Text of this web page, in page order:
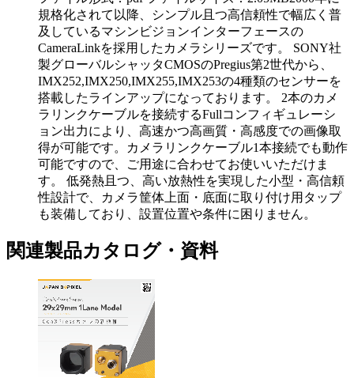
規格化されて以降、シンプル且つ高信頼性で幅広く普
及しているマシンビジョンインターフェースの
CameraLinkを採用したカメラシリーズです。 SONY社
製グローバルシャッタCMOSのPregius第2世代から、
IMX252,IMX250,IMX255,IMX253の4種類のセンサーを
搭載したラインアップになっております。 2本のカメ
ラリンクケーブルを接続するFullコンフィギュレーシ
ョン出力により、高速かつ高画質・高感度での画像取
得が可能です。カメラリンクケーブル1本接続でも動作
可能ですので、ご用途に合わせてお使いいただけま
す。 低発熱且つ、高い放熱性を実現した小型・高信頼
性設計で、カメラ筐体上面・底面に取り付け用タップ
も装備しており、設置位置や条件に困りません。
関連製品カタログ・資料